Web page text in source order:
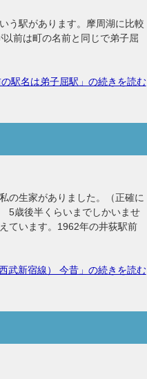
う駅があります。摩周湖に比較
前は町の名前と同じで弟子屈
の駅名は弟子屈駅」の続きを読む
の生家がありました。（正確に
5歳後半くらいまでしかいませ
ています。1962年の井荻駅前
武新宿線） 今昔」の続きを読む